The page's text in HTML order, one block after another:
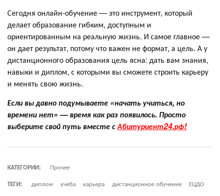
Сегодня онлайн-обучение — это инструмент, который
делает образование гибким, доступным и
ориентированным на реальную жизнь. И самое главное —
он дает результат, потому что важен не формат, а цель. А у
дистанционного образования цель ясна: дать вам знания,
навыки и диплом, с которыми вы сможете строить карьеру
и менять свою жизнь.
Если вы давно подумываете «начать учиться, но
времени нет» — время как раз появилось. Просто
выберите свой путь вместе сАбитуриент24.рф!
КАТЕГОРИИ:
Прочее
ТЕГИ:
диплом учеба карьера дистанционное обучение ЕЦДО